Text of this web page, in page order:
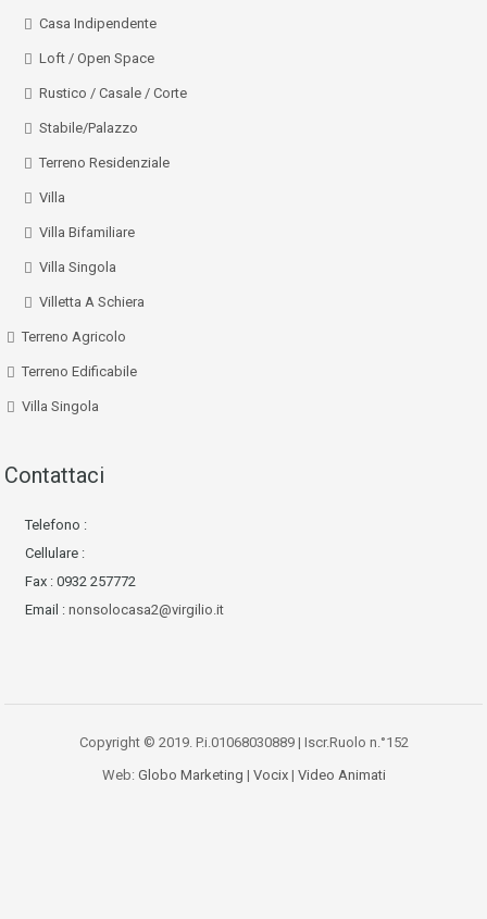
Casa Indipendente
Loft / Open Space
Rustico / Casale / Corte
Stabile/Palazzo
Terreno Residenziale
Villa
Villa Bifamiliare
Villa Singola
Villetta A Schiera
Terreno Agricolo
Terreno Edificabile
Villa Singola
Contattaci
Telefono :
Cellulare :
Fax : 0932 257772
Email : nonsolocasa2@virgilio.it
Copyright © 2019. P.i.01068030889 | Iscr.Ruolo n.°152
Web: Globo Marketing | Vocix| Video Animati